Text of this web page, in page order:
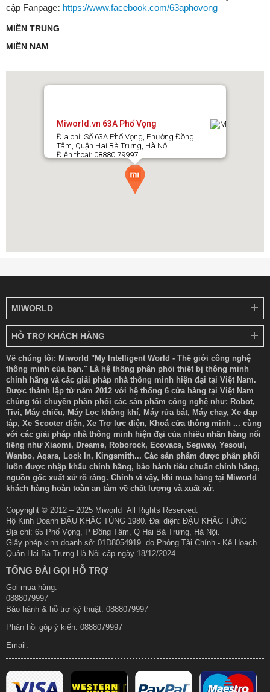
Thương hiệu
Model
YMSR-P701
Kích thước
161.7 x 25.6 x 25.6mm
Vật liệu chính
PC, PU
Màu sắc
đen
cập Fanpage: https://www.facebook.com/63aphovong
MIỀN TRUNG
MIỀN NAM
Miworld.vn 63A Phố Vọng
Địa chỉ: Số 63A Phố Vọng, Phường Đồng
Tâm, Quận Hai Bà Trưng, Hà Nội
Điện thoại: 08880.79997
MIWORLD
HỖ TRỢ KHÁCH HÀNG
Về chúng tôi: Miworld "My Intelligent World - Thế giới công nghệ
thông minh của bạn." Là hệ thống phân phối thiết bị thông minh
chính hãng và các giải pháp nhà thông minh hiện đại tại Việt Nam.
Được thành lập từ năm 2012 với hệ thống 6 cửa hàng tại Việt Nam
chúng tôi chuyên phân phối các sản phẩm công nghệ như: Robot,
Tivi, Máy chiếu, Máy Lọc không khí, Máy rửa bát, Máy chạy, Xe đạp
tập, Xe Scooter điện, Xe Trợ lực điện, Khoá cửa thông minh ... cùng
với các giải pháp nhà thông minh hiện đại của nhiều nhãn hàng nổi
tiếng như Xiaomi, Dreame, Roborock, Ecovacs, Segway, Yesoul,
Wanbo, Aqara, Lock In, Kingsmith... Các sản phẩm được phân phối
luôn được nhập khẩu chính hãng, bảo hành tiêu chuẩn chính hãng,
nguồn gốc xuất xứ rõ ràng. Chính vì vậy, khi mua hàng tại Miworld
khách hàng hoàn toàn an tâm về chất lượng và xuất xứ.
Copyright © 2012 – 2025 Miworld All Rights Reserved.
Hộ Kinh Doanh ĐẬU KHẮC TÙNG 1980. Đại diện: ĐẬU KHẮC TÙNG
Địa chỉ: 65 Phố Vọng, P Đồng Tâm, Q Hai Bà Trưng, Hà Nội.
Giấy phép kinh doanh số: 01D8054919 do Phòng Tài Chính - Kế Hoạch
Quận Hai Bà Trưng Hà Nội cấp ngày 18/12/2024
TỔNG ĐÀI GỌI HỖ TRỢ
Gọi mua hàng:
0888079997
Bảo hành & hỗ trợ kỹ thuật: 0888079997
Phản hồi góp ý kiến: 0888079997
Email: